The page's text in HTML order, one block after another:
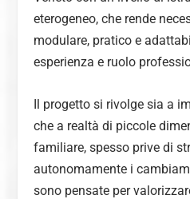
eterogeneo, che rende
modulare, pratico e
esperienza e ruolo
Il progetto si rivolge sia a
che a realtà di piccole
familiare, spesso prive di
autonomamente i
sono pensate per